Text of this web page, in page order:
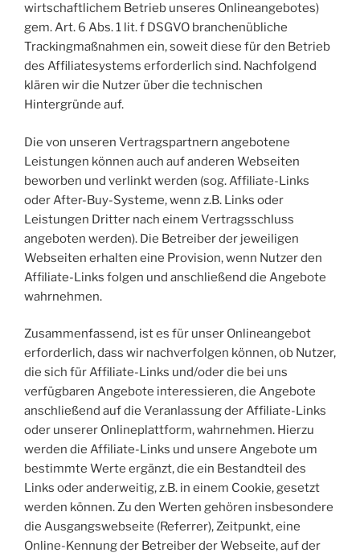
wirtschaftlichem Betrieb unseres Onlineangebotes)
gem. Art. 6 Abs. 1 lit. f DSGVO branchenübliche
Trackingmaßnahmen ein, soweit diese für den Betrieb
des Affiliatesystems erforderlich sind. Nachfolgend
klären wir die Nutzer über die technischen
Hintergründe auf.
Die von unseren Vertragspartnern angebotene
Leistungen können auch auf anderen Webseiten
beworben und verlinkt werden (sog. Affiliate-Links
oder After-Buy-Systeme, wenn z.B. Links oder
Leistungen Dritter nach einem Vertragsschluss
angeboten werden). Die Betreiber der jeweiligen
Webseiten erhalten eine Provision, wenn Nutzer den
Affiliate-Links folgen und anschließend die Angebote
wahrnehmen.
Zusammenfassend, ist es für unser Onlineangebot
erforderlich, dass wir nachverfolgen können, ob Nutzer,
die sich für Affiliate-Links und/oder die bei uns
verfügbaren Angebote interessieren, die Angebote
anschließend auf die Veranlassung der Affiliate-Links
oder unserer Onlineplattform, wahrnehmen. Hierzu
werden die Affiliate-Links und unsere Angebote um
bestimmte Werte ergänzt, die ein Bestandteil des
Links oder anderweitig, z.B. in einem Cookie, gesetzt
werden können. Zu den Werten gehören insbesondere
die Ausgangswebseite (Referrer), Zeitpunkt, eine
Online-Kennung der Betreiber der Webseite, auf der